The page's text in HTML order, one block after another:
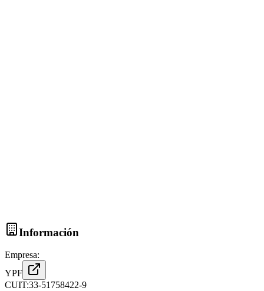
Información
Empresa:
YPF
CUIT:33-51758422-9